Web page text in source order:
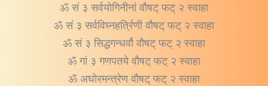
ॐ सं ३ सर्वयोगिनीनां वौषट् फट् २ स्वाहा
ॐ सं ३ सर्वविघ्नहर्त्रिणी वौषट् फट् २ स्वाहा
ॐ सं ३ सिद्धगन्धर्वौ वौषट् फट् २ स्वाहा
ॐ गां ३ गणपतये वौषट् फट् २ स्वाहा
ॐ अघोरमन्त्रेण वौषट् फट् २ स्वाहा